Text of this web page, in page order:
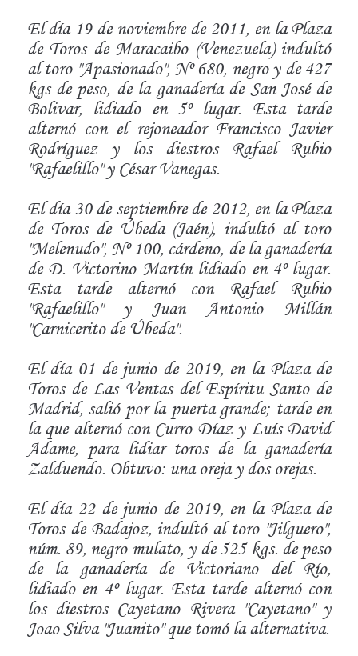
El día 19 de noviembre de 2011, en la Plaza
de Toros de Maracaibo (Venezuela) indultó
al toro "Apasionado", Nº 680, negro y de 427
kgs de peso, de la ganadería de San José de
Bolivar, lidiado en 5º lugar. Esta tarde
alternó con el rejoneador Francisco Javier
Rodríguez y los diestros Rafael Rubio
"Rafaelillo" y César Vanegas.
El día 30 de septiembre de 2012, en la Plaza
de Toros de Úbeda (Jaén), indultó al toro
"Melenudo", Nº 100, cárdeno, de la ganadería
de D. Victorino Martín lidiado en 4º lugar.
Esta tarde alternó con Rafael Rubio
"Rafaelillo" y Juan Antonio Millán
"Carnicerito de Úbeda".
El día 01 de junio de 2019, en la Plaza de
Toros de Las Ventas del Espíritu Santo de
Madrid, salió por la puerta grande; tarde en
la que alternó con Curro Díaz y Luís David
Adame, para lidiar toros de la ganadería
Zalduendo. Obtuvo: una oreja y dos orejas.
El día 22 de junio de 2019, en la Plaza de
Toros de Badajoz, indultó al toro "Jilguero",
núm. 89, negro mulato, y de 525 kgs. de peso
de la ganadería de Victoriano del Río,
lidiado en 4º lugar. Esta tarde alternó con
los diestros Cayetano Rivera "Cayetano" y
Joao Silva "Juanito" que tomó la alternativa.